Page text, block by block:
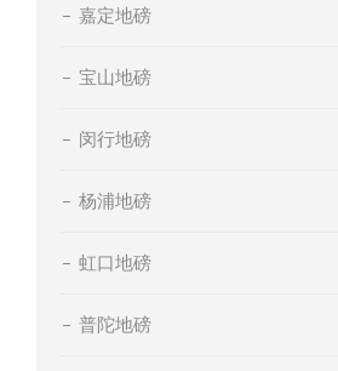
嘉定地磅
宝山地磅
闵行地磅
杨浦地磅
虹口地磅
普陀地磅